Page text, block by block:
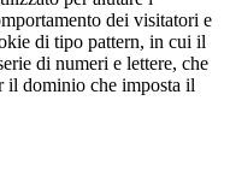
dei visitatori e
di tipo pattern, in cui il
di numeri e lettere, che
il dominio che imposta il